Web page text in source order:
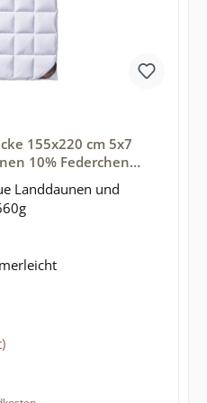
155x220 cm 5x7
10% Federchen
Landdaunen und